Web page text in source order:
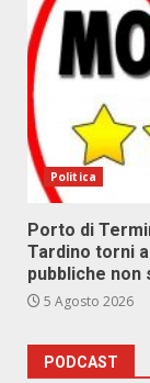
Politica
Porto di
Tardino torni
pubbliche
5 Agosto 2026
PODCAST